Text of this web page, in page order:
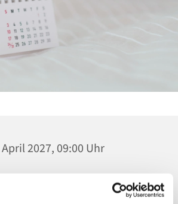
2027, 09:00 Uhr
Kissingenplatz, 13189